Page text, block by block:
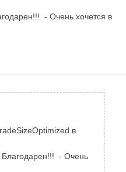
- Очень хочется в
в
Благодарен!!! - Очень